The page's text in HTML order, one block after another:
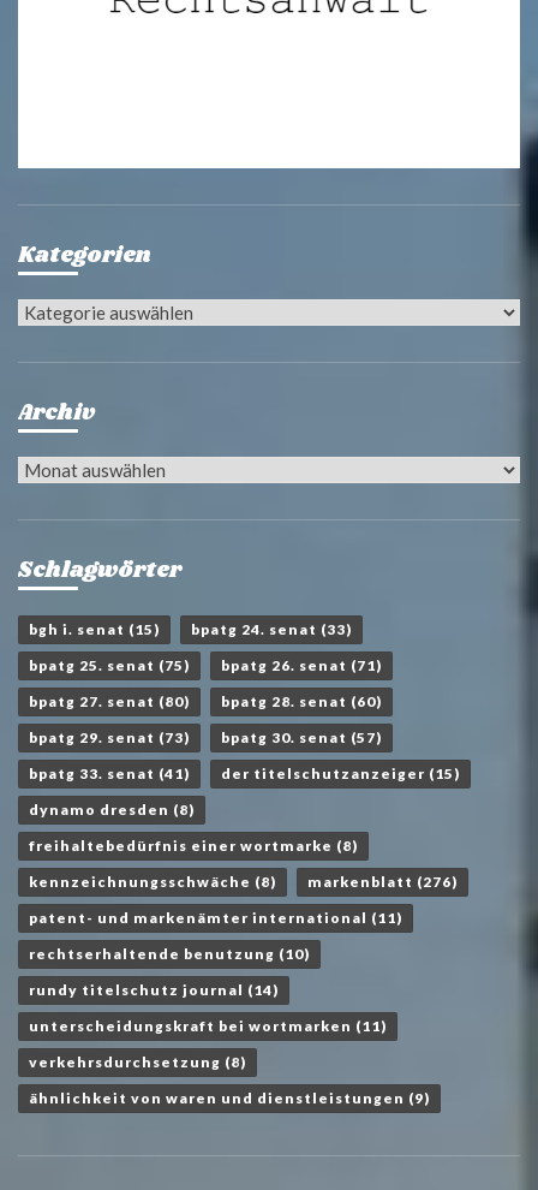
Kategorien
Kategorien
Archiv
Archiv
Schlagwörter
bgh i. senat (15) bpatg 24. senat (33)
bpatg 25. senat (75) bpatg 26. senat (71)
bpatg 27. senat (80) bpatg 28. senat (60)
bpatg 29. senat (73) bpatg 30. senat (57)
bpatg 33. senat (41) der titelschutzanzeiger (15)
dynamo dresden (8)
freihaltebedürfnis einer wortmarke (8)
kennzeichnungsschwäche (8) markenblatt (276)
patent- und markenämter international (11)
rechtserhaltende benutzung (10)
rundy titelschutz journal (14)
unterscheidungskraft bei wortmarken (11)
verkehrsdurchsetzung (8)
ähnlichkeit von waren und dienstleistungen (9)